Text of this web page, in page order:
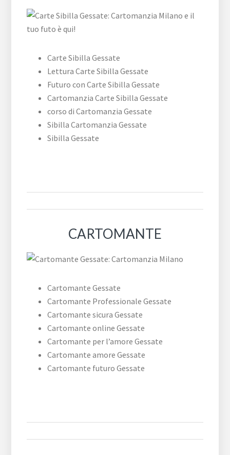
Carte Sibilla Gessate
Lettura Carte Sibilla Gessate
Futuro con Carte Sibilla Gessate
Cartomanzia Carte Sibilla Gessate
corso di Cartomanzia Gessate
Sibilla Cartomanzia Gessate
Sibilla Gessate
CARTOMANTE
Cartomante Gessate
Cartomante Professionale Gessate
Cartomante sicura Gessate
Cartomante online Gessate
Cartomante per l’amore Gessate
Cartomante amore Gessate
Cartomante futuro Gessate